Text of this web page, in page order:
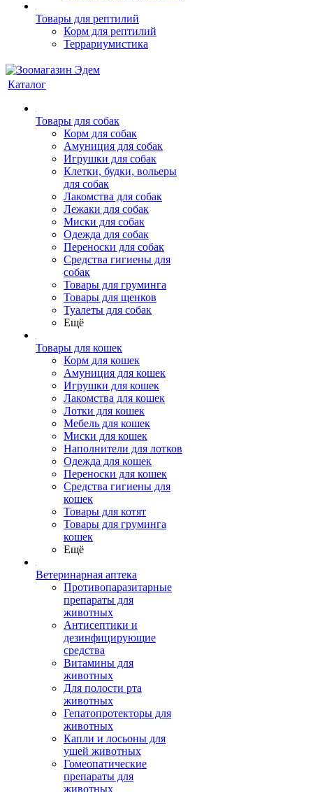
Товары для рептилий
Корм для рептилий
Террариумистика
Каталог
Товары для собак
Корм для собак
Амуниция для собак
Игрушки для собак
Клетки, будки, вольеры
для собак
Лакомства для собак
Лежаки для собак
Миски для собак
Одежда для собак
Переноски для собак
Средства гигиены для
собак
Товары для груминга
Товары для щенков
Туалеты для собак
Ещё
Товары для кошек
Корм для кошек
Амуниция для кошек
Игрушки для кошек
Лакомства для кошек
Лотки для кошек
Мебель для кошек
Миски для кошек
Наполнители для лотков
Одежда для кошек
Переноски для кошек
Средства гигиены для
кошек
Товары для котят
Товары для груминга
кошек
Ещё
Ветеринарная аптека
Противопаразитарные
препараты для
животных
Антисептики и
дезинфицирующие
средства
Витамины для
животных
Для полости рта
животных
Гепатопротекторы для
животных
Капли и лосьоны для
ушей животных
Гомеопатические
препараты для
животных